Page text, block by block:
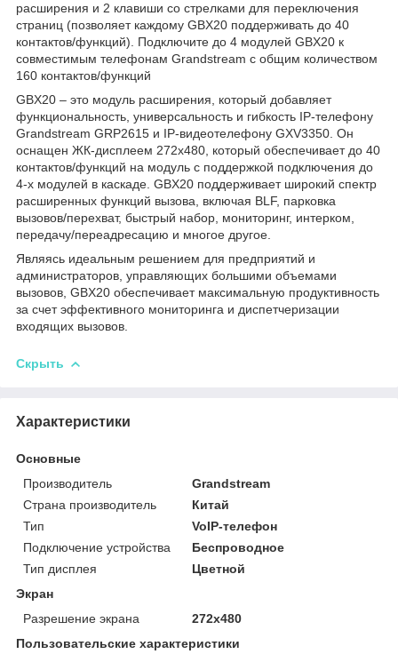
расширения и 2 клавиши со стрелками для переключения
страниц (позволяет каждому GBX20 поддерживать до 40
контактов/функций). Подключите до 4 модулей GBX20 к
совместимым телефонам Grandstream с общим количеством
160 контактов/функций
GBX20 – это модуль расширения, который добавляет
функциональность, универсальность и гибкость IP-телефону
Grandstream GRP2615 и IP-видеотелефону GXV3350. Он
оснащен ЖК-дисплеем 272x480, который обеспечивает до 40
контактов/функций на модуль с поддержкой подключения до
4-х модулей в каскаде. GBX20 поддерживает широкий спектр
расширенных функций вызова, включая BLF, парковка
вызовов/перехват, быстрый набор, мониторинг, интерком,
передачу/переадресацию и многое другое.
Являясь идеальным решением для предприятий и
администраторов, управляющих большими объемами
вызовов, GBX20 обеспечивает максимальную продуктивность
за счет эффективного мониторинга и диспетчеризации
входящих вызовов.
Скрыть
Характеристики
Основные
Производитель
Grandstream
Страна производитель
Китай
Тип
VoIP-телефон
Подключение устройства
Беспроводное
Тип дисплея
Цветной
Экран
Разрешение экрана
272х480
Пользовательские характеристики